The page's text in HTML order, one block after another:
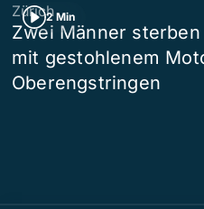
2 Min
Zürich
Zwei Männer
mit gestohlenem
Oberengstringen